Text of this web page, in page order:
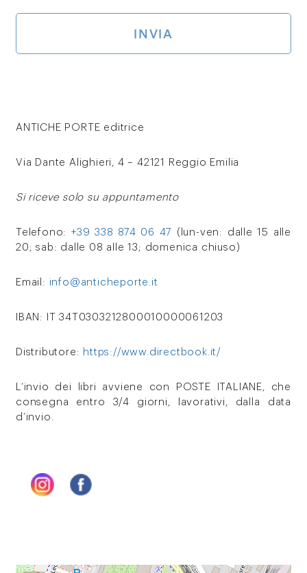
ANTICHE PORTE editrice
Via Dante Alighieri, 4 – 42121 Reggio Emilia
Si riceve solo su appuntamento
Telefono: +39 338 874 06 47
(lun-ven: dalle 15 alle
20; sab: dalle 08 alle 13; domenica chiuso)
Email: info@anticheporte.it
IBAN: IT 34T0303212800010000061203
Distributore: https://www.directbook.it/
L’invio dei libri avviene con POSTE ITALIANE, che
consegna entro 3/4 giorni, lavorativi, dalla data
d’invio.